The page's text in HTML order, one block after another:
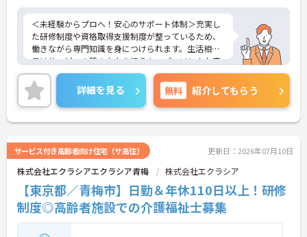
＜未経験からプロへ！安心のサポート体制＞充実し
た研修制度や資格取得支援制度が整っているため、
働きながら専門知識を身につけられます。生活相談
員はサービスの質の向上を担うキーパーソン！お客
様やご家族との関わりを通じて、自分自身の人間性
も磨いていけるやりがいのあるお仕事です。
＜夜勤なしでプライベートも充実！柔軟な働き方＞
勤務曜日は相談可能♪ライフスタイルに合わせた働
き方が可能です。産休・育休制度も整っており、長
詳細を見る 無料 紹介してもらう
サービス付き高齢者向け住宅（サ高住） 更新日：2026年07月10日
株式会社エクラシアエクラシア青梅 株式会社エクラシア
【東京都／青梅市】日勤＆年休110日以上！研修
制度◎高齢者施設での介護福祉士募集